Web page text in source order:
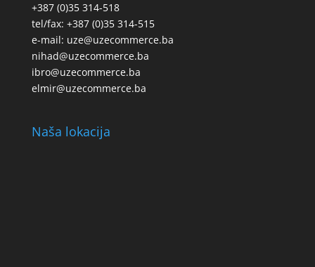
+387 (0)35 314-518
tel/fax: +387 (0)35 314-515
e-mail: uze@uzecommerce.ba
nihad@uzecommerce.ba
ibro@uzecommerce.ba
elmir@uzecommerce.ba
Naša lokacija